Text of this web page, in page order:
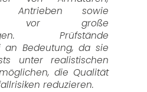
Antrieben sowie
vor große
Prüfstände
an Bedeutung, da sie
unter realistischen
die Qualität
reduzieren.